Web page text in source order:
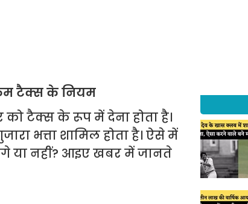
टैक्स के नियम
को टैक्स के रूप में देना होता है।
भत्ता शामिल होता है। ऐसे में
या नहीं? आइए खबर में जानते